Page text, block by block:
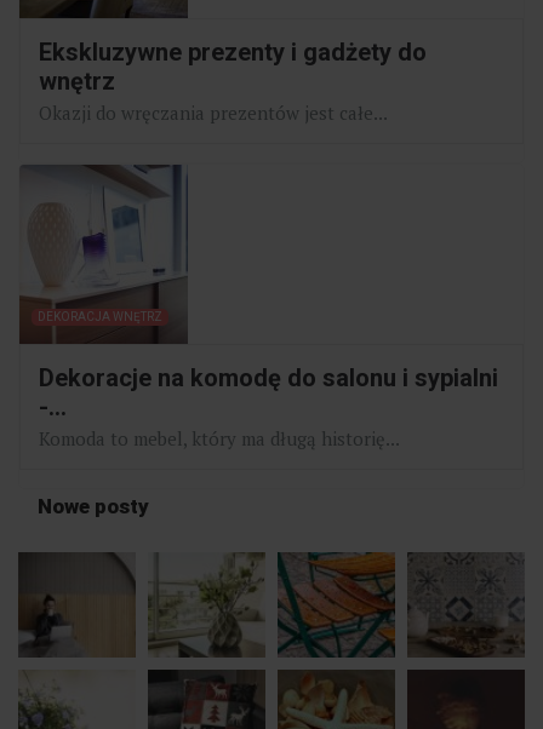
Ekskluzywne prezenty i gadżety do
wnętrz
Okazji do wręczania prezentów jest całe...
DEKORACJA WNĘTRZ
Dekoracje na komodę do salonu i sypialni
-...
Komoda to mebel, który ma długą historię...
Nowe posty